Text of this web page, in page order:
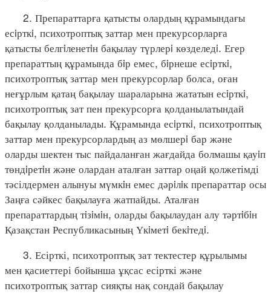
2. Препараттарға қатысты олардың құрамындағы
есiрткi, психотроптық заттар мен прекурсорларға
қатысты белгiленетiн бақылау түрлерi көзделедi. Егер
препараттың құрамында бiр емес, бiрнеше есiрткi,
психотроптық заттар мен прекурсорлар болса, оған
неғұрлым қатаң бақылау шараларына жататын есiрткi,
психотроптық зат пен прекурсорға қолданылатындай
бақылау қолданылады. Құрамында есiрткi, психотроптық
заттар мен прекурсорлардың аз мөлшерi бар және
оларды шектен тыс пайдаланған жағдайда болмашы қауiп
төндiретiн және олардан аталған заттар оңай қолжетімді
тәсілдермен алынуы мүмкiн емес дәрiлiк препараттар осы
Заңға сәйкес бақылауға жатпайды. Аталған
препараттардың тiзiмiн, оларды бақылаудан алу тәртiбiн
Қазақстан Республикасының Үкiметi бекiтедi.
3. Есірткі, психотроптық зат тектестер құрылымы
мен қасиеттері бойынша ұқсас есірткі және
психотроптық заттар сияқты нақ сондай бақылау